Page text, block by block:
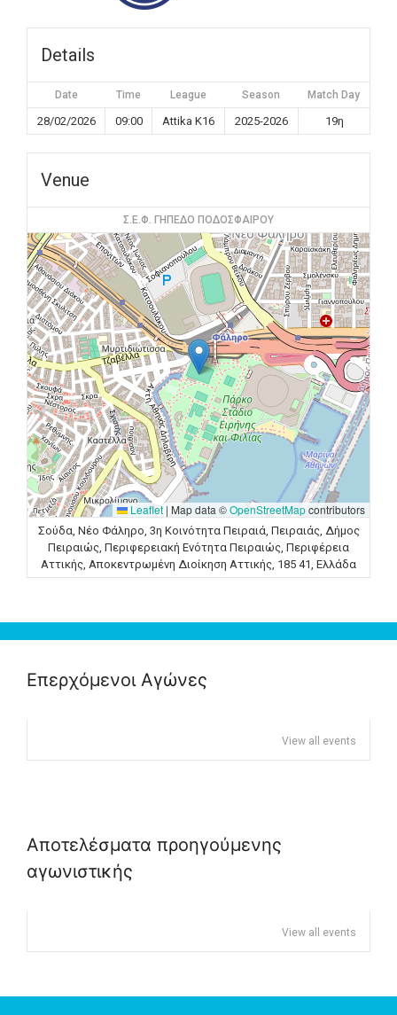
Details
Date Time League Season Match Day
28/02/2026 09:00 Attika K16 2025-2026 19η
Venue
Σ.Ε.Φ. ΓΗΠΕΔΟ ΠΟΔΟΣΦΑΙΡΟΥ
Leaflet | Map data ©OpenStreetMapcontributors
Σούδα, Νέο Φάληρο, 3η Κοινότητα Πειραιά, Πειραιάς, Δήμος
Πειραιώς, Περιφερειακή Ενότητα Πειραιώς, Περιφέρεια
Αττικής, Αποκεντρωμένη Διοίκηση Αττικής, 185 41, Ελλάδα
Επερχόμενοι Αγώνες
View all events
Αποτελέσματα προηγούμενης
αγωνιστικής
View all events